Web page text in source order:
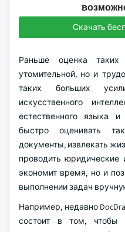
Скачать
Раньше оценка
утомительной, но и
таких больших
искусственного
естественного языка
быстро оценивать
документы, извлекать
проводить юридические
экономит время, но и
выполнении задач
Например, недавно
состоит в том,